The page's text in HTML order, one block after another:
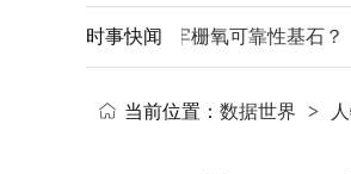
时事快闻
度管控如何筑牢栅氧可靠性基石？
当前位置： 数据世界 >